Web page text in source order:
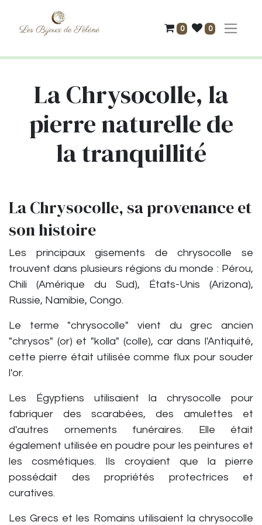
0 0
La Chrysocolle, la
pierre naturelle de
la tranquillité
La Chrysocolle, sa provenance et
son histoire
Les principaux gisements de chrysocolle se
trouvent dans plusieurs régions du monde : Pérou,
Chili (Amérique du Sud), États-Unis (Arizona),
Russie, Namibie, Congo.
Le terme "chrysocolle" vient du grec ancien
"chrysos" (or) et "kolla" (colle), car dans l'Antiquité,
cette pierre était utilisée comme flux pour souder
l'or.
Les Égyptiens utilisaient la chrysocolle pour
fabriquer des scarabées, des amulettes et
d'autres ornements funéraires. Elle était
également utilisée en poudre pour les peintures et
les cosmétiques. Ils croyaient que la pierre
possédait des propriétés protectrices et
curatives.
Les Grecs et les Romains utilisaient la chrysocolle